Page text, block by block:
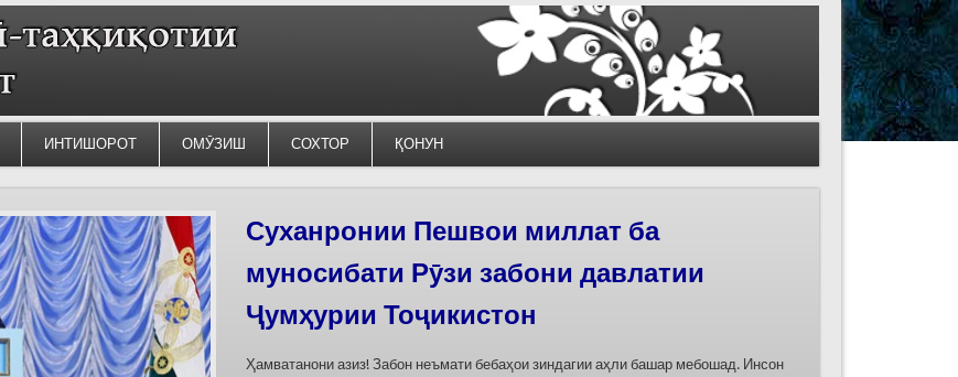
ИНТИШОРОТ ОМӮЗИШ СОХТОР ҚОНУН
Силсилаи ёдгориҳои роҳи абрешим
барои сабт дар феҳристи ЮНЕСКО
омода мешаванд
Дар бахшҳои семинар вазъи омодасозии ҳуҷҷатҳои номинатсияҳои муштараки